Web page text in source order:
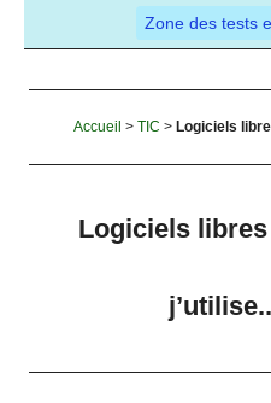
Zone des tests
Accueil > TIC > Logiciels
Logiciels